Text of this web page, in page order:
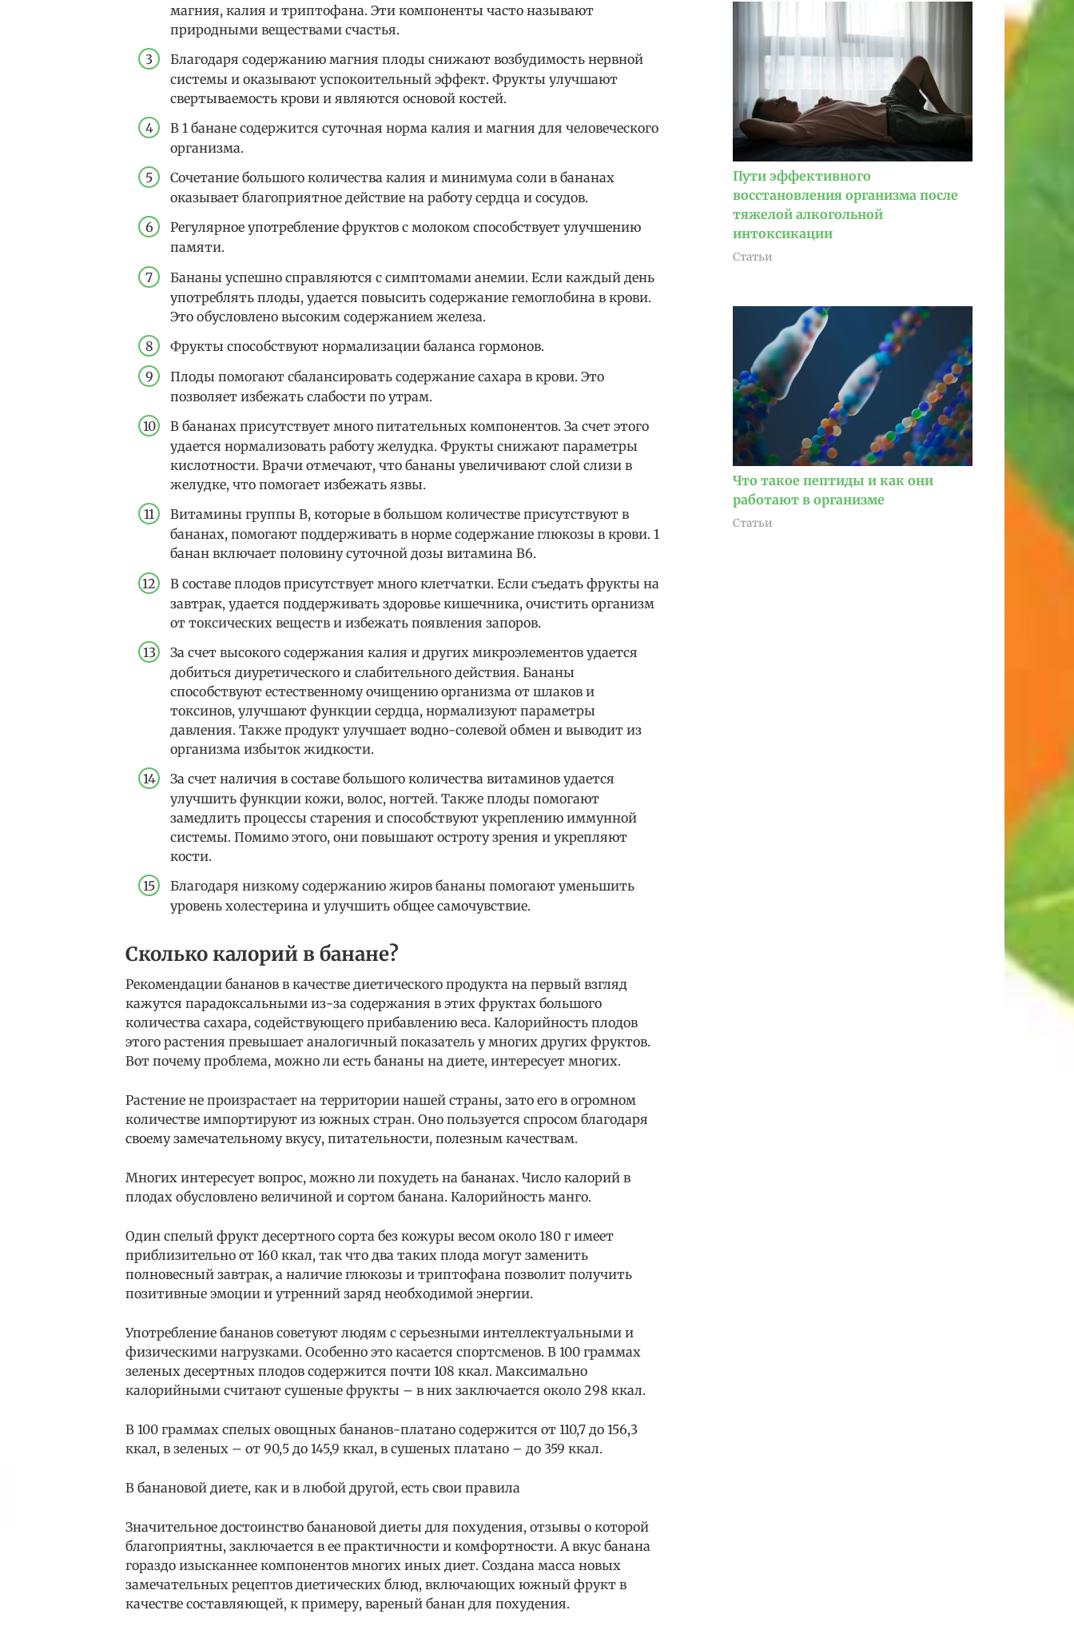
магния, калия и триптофана. Эти компоненты часто называют
природными веществами счастья.
Благодаря содержанию магния плоды снижают возбудимость нервной
системы и оказывают успокоительный эффект. Фрукты улучшают
свертываемость крови и являются основой костей.
В 1 банане содержится суточная норма калия и магния для человеческого
организма.
Сочетание большого количества калия и минимума соли в бананах
оказывает благоприятное действие на работу сердца и сосудов.
Регулярное употребление фруктов с молоком способствует улучшению
памяти.
Бананы успешно справляются с симптомами анемии. Если каждый день
употреблять плоды, удается повысить содержание гемоглобина в крови.
Это обусловлено высоким содержанием железа.
Фрукты способствуют нормализации баланса гормонов.
Плоды помогают сбалансировать содержание сахара в крови. Это
позволяет избежать слабости по утрам.
В бананах присутствует много питательных компонентов. За счет этого
удается нормализовать работу желудка. Фрукты снижают параметры
кислотности. Врачи отмечают, что бананы увеличивают слой слизи в
желудке, что помогает избежать язвы.
Витамины группы В, которые в большом количестве присутствуют в
бананах, помогают поддерживать в норме содержание глюкозы в крови. 1
банан включает половину суточной дозы витамина В6.
В составе плодов присутствует много клетчатки. Если съедать фрукты на
завтрак, удается поддерживать здоровье кишечника, очистить организм
от токсических веществ и избежать появления запоров.
За счет высокого содержания калия и других микроэлементов удается
добиться диуретического и слабительного действия. Бананы
способствуют естественному очищению организма от шлаков и
токсинов, улучшают функции сердца, нормализуют параметры
давления. Также продукт улучшает водно-солевой обмен и выводит из
организма избыток жидкости.
За счет наличия в составе большого количества витаминов удается
улучшить функции кожи, волос, ногтей. Также плоды помогают
замедлить процессы старения и способствуют укреплению иммунной
системы. Помимо этого, они повышают остроту зрения и укрепляют
кости.
Благодаря низкому содержанию жиров бананы помогают уменьшить
уровень холестерина и улучшить общее самочувствие.
Сколько калорий в банане?
Рекомендации бананов в качестве диетического продукта на первый взгляд
кажутся парадоксальными из-за содержания в этих фруктах большого
количества сахара, содействующего прибавлению веса. Калорийность плодов
этого растения превышает аналогичный показатель у многих других фруктов.
Вот почему проблема, можно ли есть бананы на диете, интересует многих.
Растение не произрастает на территории нашей страны, зато его в огромном
количестве импортируют из южных стран. Оно пользуется спросом благодаря
своему замечательному вкусу, питательности, полезным качествам.
Многих интересует вопрос, можно ли похудеть на бананах. Число калорий в
плодах обусловлено величиной и сортом банана. Калорийность манго.
Один спелый фрукт десертного сорта без кожуры весом около 180 г имеет
приблизительно от 160 ккал, так что два таких плода могут заменить
полновесный завтрак, а наличие глюкозы и триптофана позволит получить
позитивные эмоции и утренний заряд необходимой энергии.
Употребление бананов советуют людям с серьезными интеллектуальными и
физическими нагрузками. Особенно это касается спортсменов. В 100 граммах
зеленых десертных плодов содержится почти 108 ккал. Максимально
калорийными считают сушеные фрукты – в них заключается около 298 ккал.
В 100 граммах спелых овощных бананов-платано содержится от 110,7 до 156,3
ккал, в зеленых – от 90,5 до 145,9 ккал, в сушеных платано – до 359 ккал.
В банановой диете, как и в любой другой, есть свои правила
Значительное достоинство банановой диеты для похудения, отзывы о которой
благоприятны, заключается в ее практичности и комфортности. А вкус банана
гораздо изысканнее компонентов многих иных диет. Создана масса новых
замечательных рецептов диетических блюд, включающих южный фрукт в
качестве составляющей, к примеру, вареный банан для похудения.
Пути эффективного
восстановления организма после
тяжелой алкогольной
интоксикации
Статьи
Что такое пептиды и как они
работают в организме
Статьи